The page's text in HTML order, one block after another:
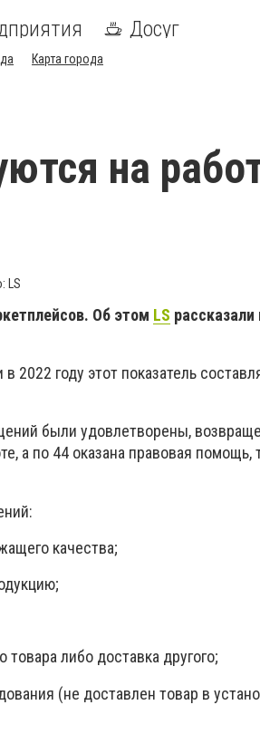
Досуг
Карта города
на
LS
Об этом LS рассказали
2022 году этот показатель
были удовлетворены,
а по 44 оказана правовая помощь,
качества;
товара либо доставка другого;
(не доставлен товар в